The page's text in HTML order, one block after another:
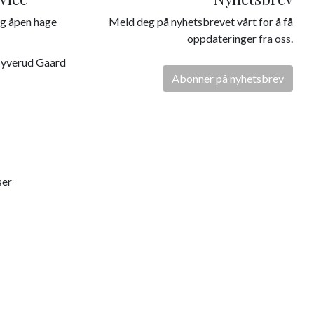
åpen hage
Gaard
Meld deg på nyhetsbrevet vårt for å få
oppdateringer fra oss.
Abonner på nyhetsbrev